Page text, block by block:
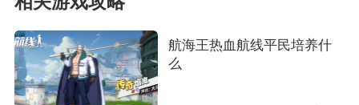
航海王热血航线平民培养什
么